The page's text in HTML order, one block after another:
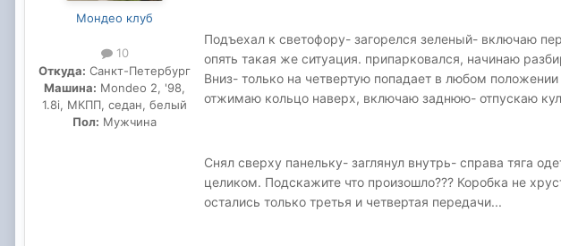
Мондео клуб
10
Откуда: Санкт-Петербург
Машина: Mondeo 2, '98,
1.8i, МКПП, седан, белый
Пол: Мужчина
Подъехал к светофору- загорелся зеленый- включаю
опять такая же ситуация. припарковался, начинаю
Вниз- только на четвертую попадает в любом
отжимаю кольцо наверх, включаю заднюю- отпускаю
Снял сверху панельку- заглянул внутрь- справа тяга
целиком. Подскажите что произошло??? Коробка не
остались только третья и четвертая передачи...